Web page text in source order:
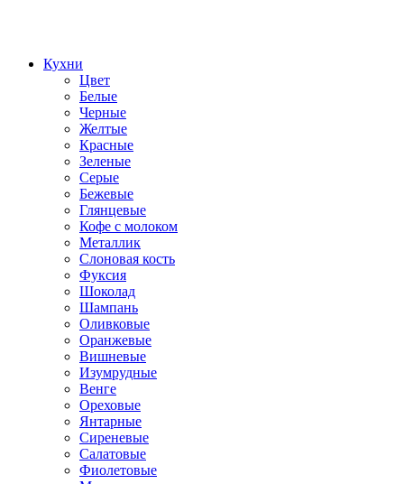
Кухни
Цвет
Белые
Черные
Желтые
Красные
Зеленые
Серые
Бежевые
Глянцевые
Кофе с молоком
Металлик
Слоновая кость
Фуксия
Шоколад
Шампань
Оливковые
Оранжевые
Вишневые
Изумрудные
Венге
Ореховые
Янтарные
Сиреневые
Салатовые
Фиолетовые